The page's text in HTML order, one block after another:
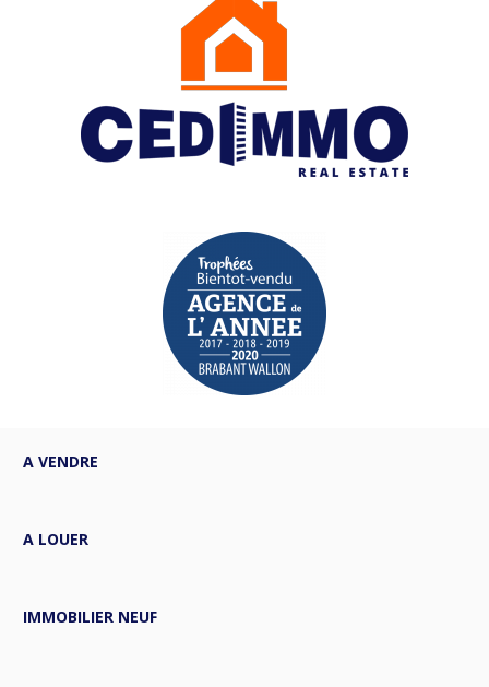
A VENDRE
A LOUER
IMMOBILIER NEUF